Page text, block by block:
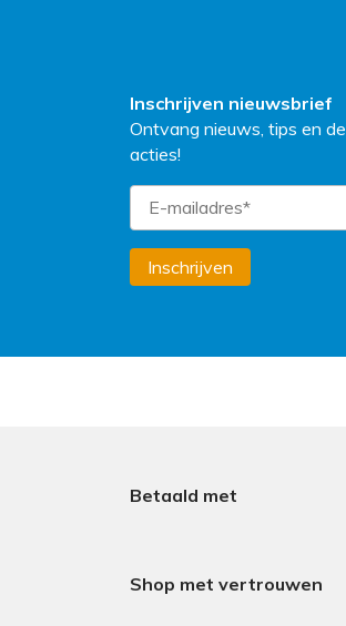
Inschrijven nieuwsbrief
Ontvang nieuws, tips en
acties!
Inschrijven
Betaald met
Shop met vertrouwen